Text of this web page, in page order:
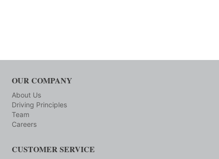
OUR COMPANY
About Us
Driving Principles
Team
Careers
CUSTOMER SERVICE